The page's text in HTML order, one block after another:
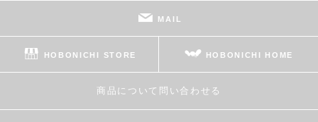
MAIL
HOBONICHI STORE HOBONICHI HOME
商品について問い合わせる